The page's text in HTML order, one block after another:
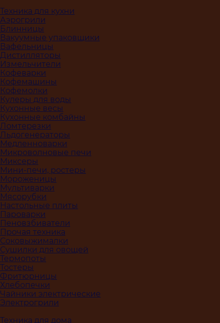
Техника для кухни
Аэрогрили
Блинницы
Вакуумные упаковщики
Вафельницы
Дистилляторы
Измельчители
Кофеварки
Кофемашины
Кофемолки
Кулеры для воды
Кухонные весы
Кухонные комбайны
Ломтерезки
Льдогенераторы
Медленноварки
Микроволновые печи
Миксеры
Мини-печи, ростеры
Мороженицы
Мультиварки
Мясорубки
Настольные плиты
Пароварки
Пеновзбиватели
Прочая техника
Соковыжималки
Сушилки для овощей
Термопоты
Тостеры
Фритюрницы
Хлебопечки
Чайники электрические
Электрогрили
Техника для дома